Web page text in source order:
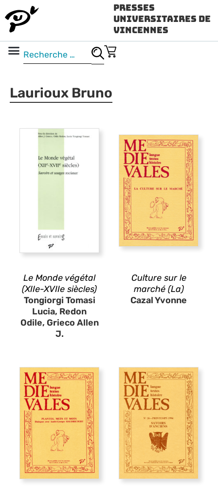
Presses
Universitaires de
Vincennes
Laurioux Bruno
Le Monde végétal
(XIIe-XVIIe siècles)
Tongiorgi Tomasi
Lucia, Redon
Odile, Grieco Allen
J.
Culture sur le
marché (La)
Cazal Yvonne